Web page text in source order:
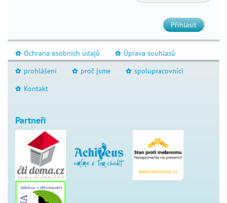
Přihlásit
_ Ochrana osobních údajů _ Úprava souhlasů
_ prohlášení _ proč jsme _ spolupracovníci
_ Kontakt
Partneři